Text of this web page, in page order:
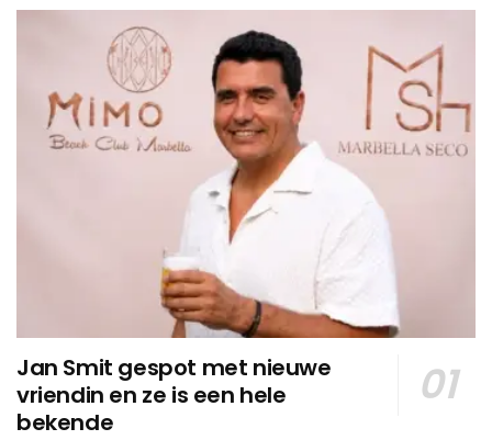
Jan Smit gespot met nieuwe
vriendin en ze is een hele
bekende